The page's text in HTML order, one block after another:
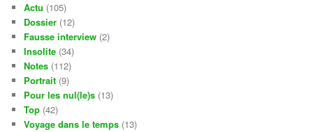
Actu (105)
Dossier (12)
Fausse interview (2)
Insolite (34)
Notes (112)
Portrait (9)
Pour les nul(le)s (13)
Top (42)
Voyage dans le temps (13)